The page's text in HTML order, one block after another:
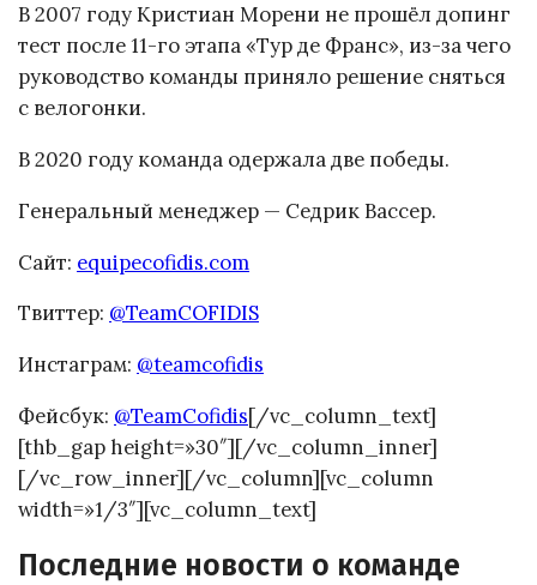
В 2007 году Кристиан Морени не прошёл допинг
тест после 11-го этапа «Тур де Франс», из-за чего
руководство команды приняло решение сняться
с велогонки.
В 2020 году команда одержала две победы.
Генеральный менеджер — Седрик Вассер.
Сайт: equipecofidis.com
Твиттер: @TeamCOFIDIS
Инстаграм: @teamcofidis
Фейсбук: @TeamCofidis[/vc_column_text]
[thb_gap height=»30″][/vc_column_inner]
[/vc_row_inner][/vc_column][vc_column
width=»1/3″][vc_column_text]
Последние новости о команде